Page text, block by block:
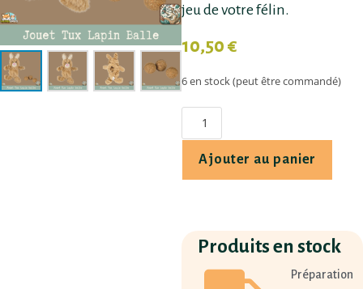
jeu de votre félin.
10,50 €
6 en stock (peut être commandé)
Ajouter au panier
Produits en stock
Préparation